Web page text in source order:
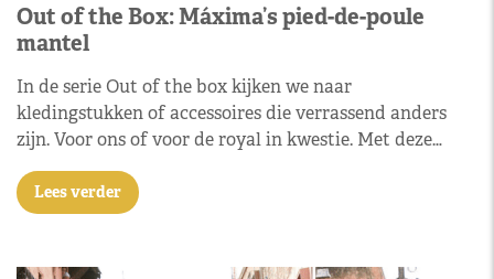
Out of the Box: Máxima’s pied-de-poule
mantel
In de serie Out of the box kijken we naar
kledingstukken of accessoires die verrassend anders
zijn. Voor ons of voor de royal in kwestie. Met deze…
Lees verder